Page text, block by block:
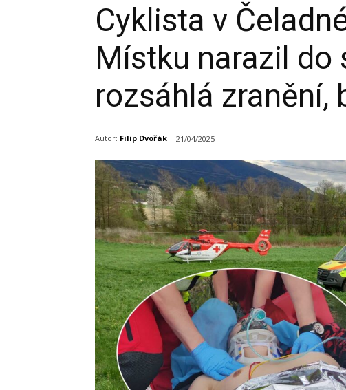
Cyklista v
Místku narazil do
rozsáhlá zranění,
Autor: Filip Dvořák 21/04/2025